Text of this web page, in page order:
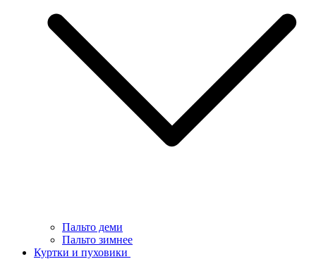
Пальто деми
Пальто зимнее
Куртки и пуховики